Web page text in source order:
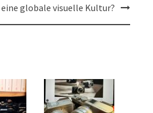
globale visuelle Kultur?